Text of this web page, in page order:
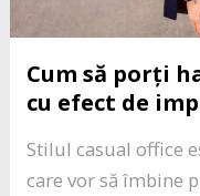
Cum să porți
cu efect de
Stilul casual office
care vor să îmbine